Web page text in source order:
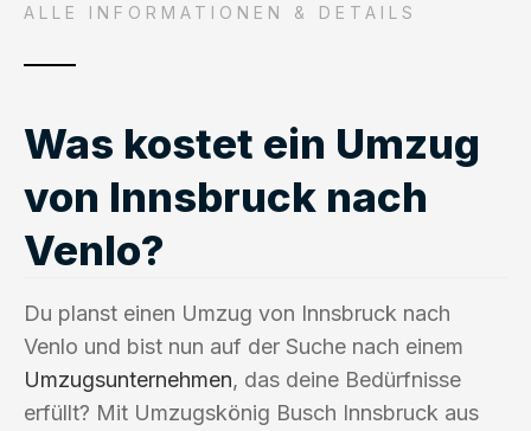
ALLE INFORMATIONEN & DETAILS
Was kostet ein Umzug
von Innsbruck nach
Venlo?
Du planst einen Umzug von Innsbruck nach
Venlo und bist nun auf der Suche nach einem
Umzugsunternehmen, das deine Bedürfnisse
erfüllt? Mit Umzugskönig Busch Innsbruck aus